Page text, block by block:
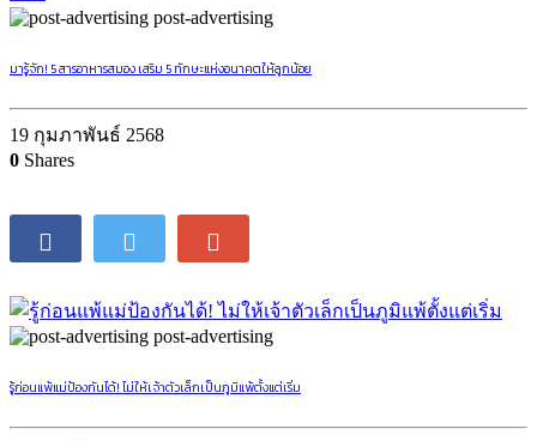
post-advertising
มารู้จัก! 5 สารอาหารสมอง เสริม 5 ทักษะแห่งอนาคตให้ลูกน้อย
19 กุมภาพันธ์ 2568
0 Shares
post-advertising
รู้ก่อนแพ้แม่ป้องกันได้! ไม่ให้เจ้าตัวเล็กเป็นภูมิแพ้ตั้งแต่เริ่ม